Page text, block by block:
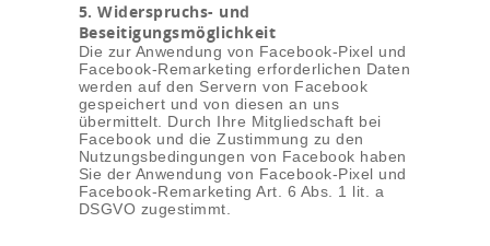
5. Widerspruchs- und
Beseitigungsmöglichkeit
Die zur Anwendung von Facebook-Pixel und
Facebook-Remarketing erforderlichen Daten
werden auf den Servern von Facebook
gespeichert und von diesen an uns
übermittelt. Durch Ihre Mitgliedschaft bei
Facebook und die Zustimmung zu den
Nutzungsbedingungen von Facebook haben
Sie der Anwendung von Facebook-Pixel und
Facebook-Remarketing Art. 6 Abs. 1 lit. a
DSGVO zugestimmt.